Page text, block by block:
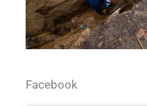
Facebook